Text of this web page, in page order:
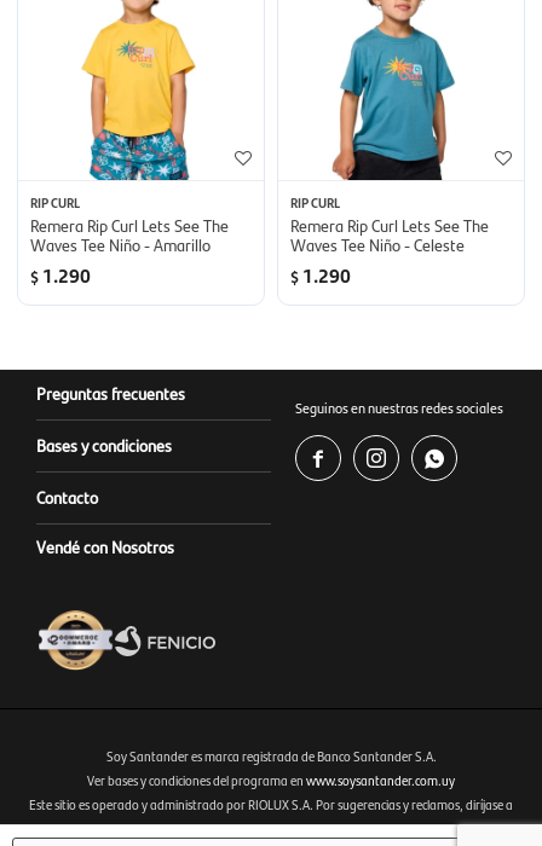
RIP CURL
Remera Rip Curl Lets See The
Waves Tee Niño - Amarillo
$ 1.290
RIP CURL
Remera Rip Curl Lets See The
Waves Tee Niño - Celeste
$ 1.290
Preguntas frecuentes
Bases y condiciones
Contacto
Vendé con Nosotros
Seguinos en nuestras redes sociales
  
Fenicio eCommerce Uruguay
Soy Santander es marca registrada de Banco Santander S.A.
Ver bases y condiciones del programa en www.soysantander.com.uy
Este sitio es operado y administrado por RIOLUX S.A. Por sugerencias y reclamos, diríjase a
soporte.tienda@soysantander.com.uyo al WhatsApp 099 306 165.